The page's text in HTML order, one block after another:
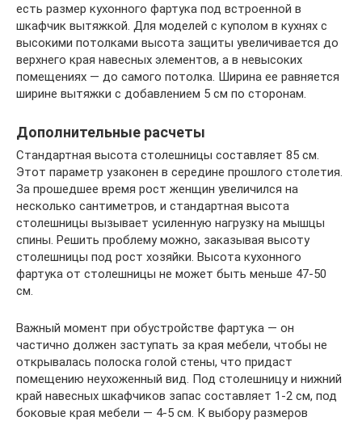
есть размер кухонного фартука под встроенной в
шкафчик вытяжкой. Для моделей с куполом в кухнях с
высокими потолками высота защиты увеличивается до
верхнего края навесных элементов, а в невысоких
помещениях — до самого потолка. Ширина ее равняется
ширине вытяжки с добавлением 5 см по сторонам.
Дополнительные расчеты
Стандартная высота столешницы составляет 85 см.
Этот параметр узаконен в середине прошлого столетия.
За прошедшее время рост женщин увеличился на
несколько сантиметров, и стандартная высота
столешницы вызывает усиленную нагрузку на мышцы
спины. Решить проблему можно, заказывая высоту
столешницы под рост хозяйки. Высота кухонного
фартука от столешницы не может быть меньше 47-50
см.
Важный момент при обустройстве фартука — он
частично должен заступать за края мебели, чтобы не
открывалась полоска голой стены, что придаст
помещению неухоженный вид. Под столешницу и нижний
край навесных шкафчиков запас составляет 1-2 см, под
боковые края мебели — 4-5 см. К выбору размеров